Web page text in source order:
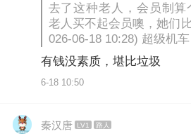
去了这种老人，会员制
老人买不起会员噢，她们
026-06-18 10:28) 超级机车
有钱没素质，堪比垃圾
6-18 10:50
秦汉唐 LV1 路人